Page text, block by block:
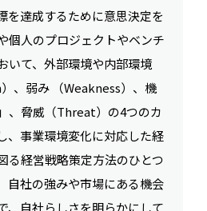
を達成するために意思決定を
個人のプロジェクトやベンチ
いて、外部環境や内部環境
、弱み （Weakness）、機
脅威（Threat）の4つのカ
、事業環境変化に対応した経
る経営戦略策定方法のひとつ
自社の強みや市場にある機会